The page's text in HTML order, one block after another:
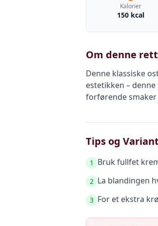
Kalorier
150 kcal
Om denne
Denne klassiske
estetikken –
forførende
Tips og
1 Bruk fullfet
2 La blandingen
3 For et ekstra